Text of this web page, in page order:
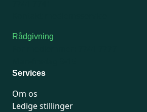
Rådgivning
Services
Om os
Ledige stillinger